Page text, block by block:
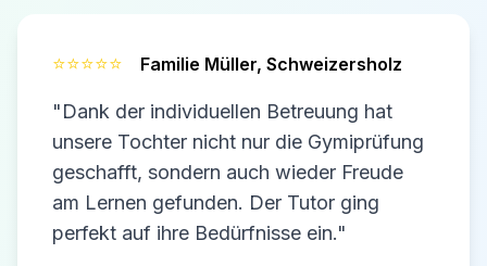
⭐⭐⭐⭐⭐ Familie Müller, Schweizersholz
"Dank der individuellen Betreuung hat
unsere Tochter nicht nur die Gymiprüfung
geschafft, sondern auch wieder Freude
am Lernen gefunden. Der Tutor ging
perfekt auf ihre Bedürfnisse ein."